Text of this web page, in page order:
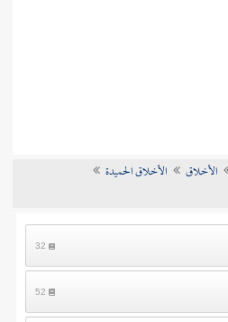
الأخلاق
الأخلاق الحميدة
32
52